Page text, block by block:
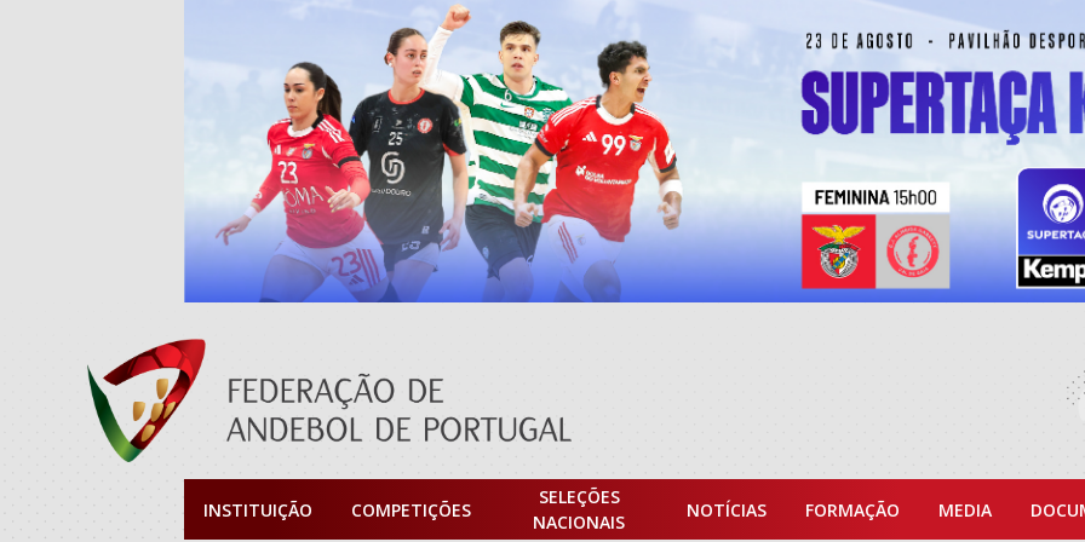
INSTITUIÇÃO COMPETIÇÕES
SELEÇÕES
NACIONAIS
NOTÍCIAS FORMAÇÃO MEDIA